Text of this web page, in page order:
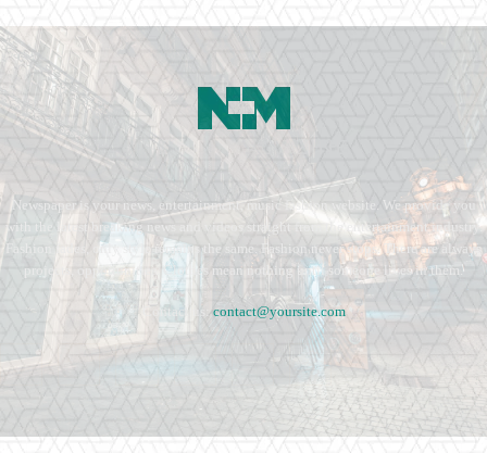
Newspaper is your news, entertainment, music fashion website. We provide you
with the latest breaking news and videos straight from the entertainment industry.
Fashion fades, only style remains the same. Fashion never stops. There are always
projects, opportunities. Clothes mean nothing until someone lives in them.
Contact us:contact@yoursite.com